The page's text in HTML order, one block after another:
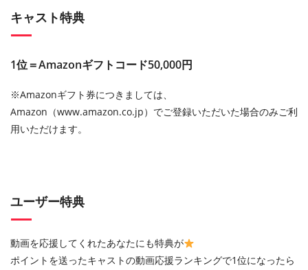
キャスト特典
1位＝Amazonギフトコード50,000円
※Amazonギフト券につきましては、
Amazon（www.amazon.co.jp）でご登録いただいた場合のみご利
用いただけます。
ユーザー特典
動画を応援してくれたあなたにも特典が
ポイントを送ったキャストの動画応援ランキングで1位になったら